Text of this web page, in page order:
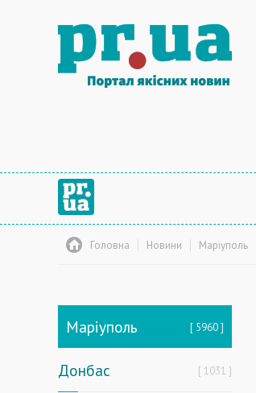
Головна Новини Маріуполь
Маріуполь 5960
Донбас 1031